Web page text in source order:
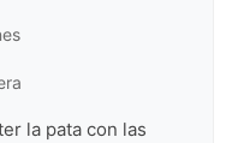
la pata con las